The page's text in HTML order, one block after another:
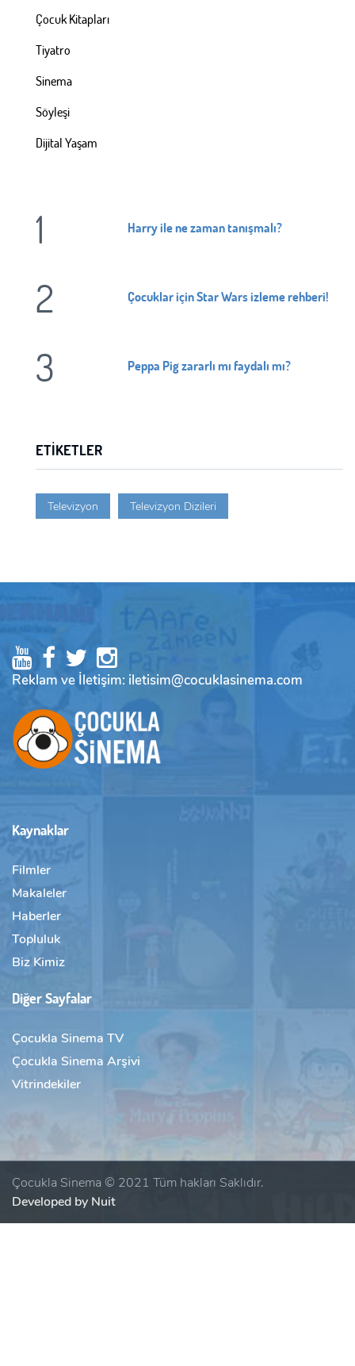
E-Posta:
Şifre:
ÜYE OL
Çocuk Kitapları
Tiyatro
Sinema
Söyleşi
Dijital Yaşam
1 Harry ile ne zaman tanışmalı?
2 Çocuklar için Star Wars izleme rehberi!
3 Peppa Pig zararlı mı faydalı mı?
ETIKETLER
Televizyon Televizyon Dizileri
Reklam ve İletişim: iletisim@cocuklasinema.com
Kaynaklar
Filmler
Makaleler
Haberler
Topluluk
Biz Kimiz
Diğer Sayfalar
Çocukla Sinema TV
Çocukla Sinema Arşivi
Vitrindekiler
Çocukla Sinema © 2021 Tüm hakları Saklıdır.
Developed by Nuit